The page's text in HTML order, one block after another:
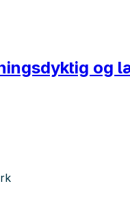
og